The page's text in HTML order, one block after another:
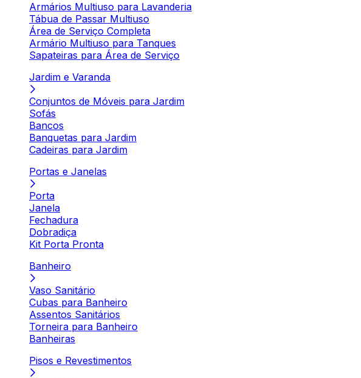
Armários Multiuso para Lavanderia
Tábua de Passar Multiuso
Área de Serviço Completa
Armário Multiuso para Tanques
Sapateiras para Área de Serviço
Jardim e Varanda
Conjuntos de Móveis para Jardim
Sofás
Bancos
Banquetas para Jardim
Cadeiras para Jardim
Portas e Janelas
Porta
Janela
Fechadura
Dobradiça
Kit Porta Pronta
Banheiro
Vaso Sanitário
Cubas para Banheiro
Assentos Sanitários
Torneira para Banheiro
Banheiras
Pisos e Revestimentos